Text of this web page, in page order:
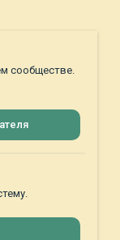
сообществе.